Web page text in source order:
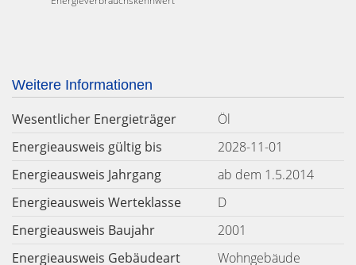
Weitere Informationen
Wesentlicher Energieträger
Öl
Energieausweis gültig bis
2028-11-01
Energieausweis Jahrgang
ab dem 1.5.2014
Energieausweis Werteklasse
D
Energieausweis Baujahr
2001
Energieausweis Gebäudeart
Wohngebäude